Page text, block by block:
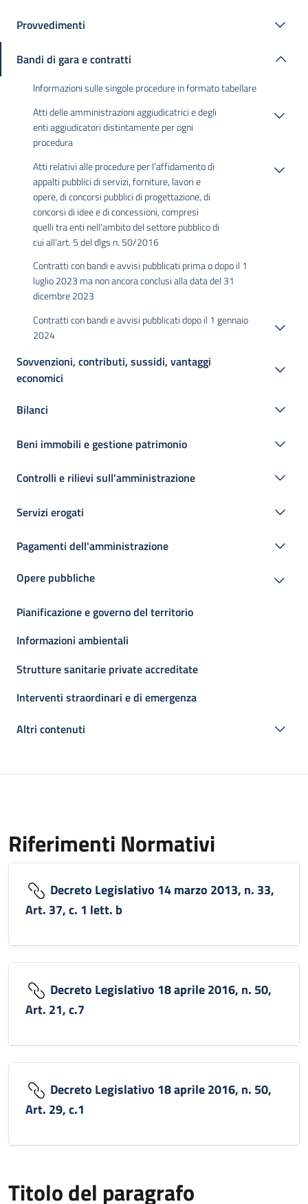
Provvedimenti
Bandi di gara e contratti
Informazioni sulle singole procedure in formato tabellare
Atti delle amministrazioni aggiudicatrici e degli
enti aggiudicatori distintamente per ogni
procedura
Atti relativi alle procedure per l’affidamento di
appalti pubblici di servizi, forniture, lavori e
opere, di concorsi pubblici di progettazione, di
concorsi di idee e di concessioni, compresi
quelli tra enti nell'ambito del settore pubblico di
cui all'art. 5 del dlgs n. 50/2016
Contratti con bandi e avvisi pubblicati prima o dopo il 1
luglio 2023 ma non ancora conclusi alla data del 31
dicembre 2023
Contratti con bandi e avvisi pubblicati dopo il 1 gennaio
2024
Sovvenzioni, contributi, sussidi, vantaggi
economici
Bilanci
Beni immobili e gestione patrimonio
Controlli e rilievi sull'amministrazione
Servizi erogati
Pagamenti dell'amministrazione
Opere pubbliche
Pianificazione e governo del territorio
Informazioni ambientali
Strutture sanitarie private accreditate
Interventi straordinari e di emergenza
Altri contenuti
Riferimenti Normativi
Decreto Legislativo 14 marzo 2013, n. 33,
Art. 37, c. 1 lett. b
Decreto Legislativo 18 aprile 2016, n. 50,
Art. 21, c.7
Decreto Legislativo 18 aprile 2016, n. 50,
Art. 29, c.1
Titolo del paragrafo